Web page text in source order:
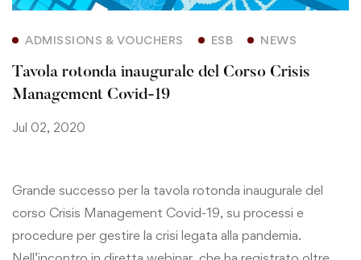
ADMISSIONS & VOUCHERS ESB NEWS
Tavola rotonda inaugurale del Corso Crisis
Management Covid-19
Jul 02, 2020
Grande successo per la tavola rotonda inaugurale del
corso Crisis Management Covid-19, su processi e
procedure per gestire la crisi legata alla pandemia.